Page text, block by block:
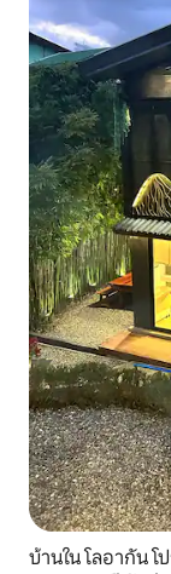
บ้านใน โลอากัน โ